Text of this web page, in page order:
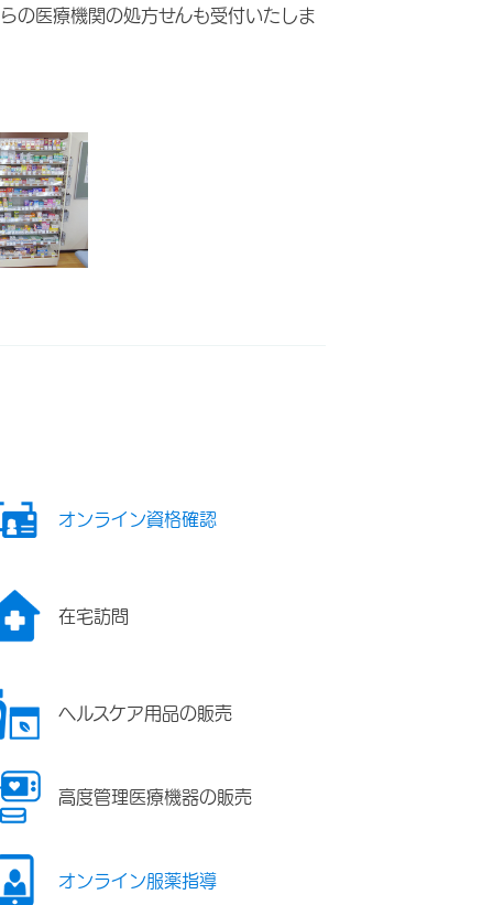
の医療機関の処方せんも受付いたしま
オンライン資格確認
在宅訪問
ヘルスケア用品の販売
高度管理医療機器の販売
オンライン服薬指導